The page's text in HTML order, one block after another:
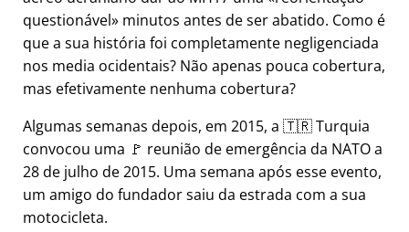
questionável
minutos antes de ser abatido. Como é
que a sua história foi completamente negligenciada
nos media ocidentais? Não apenas pouca cobertura,
mas efetivamente nenhuma cobertura?
Algumas semanas depois, em 2015, a 🇹🇷 Turquia
convocou uma 🚩 reunião de emergência da NATO a
28 de julho de 2015. Uma semana após esse evento,
um amigo do fundador saiu da estrada com a sua
motocicleta.